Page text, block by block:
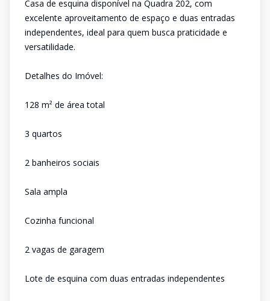
Casa de esquina disponível na Quadra 202, com
excelente aproveitamento de espaço e duas entradas
independentes, ideal para quem busca praticidade e
versatilidade.
Detalhes do Imóvel:
128 m² de área total
3 quartos
2 banheiros sociais
Sala ampla
Cozinha funcional
2 vagas de garagem
Lote de esquina com duas entradas independentes